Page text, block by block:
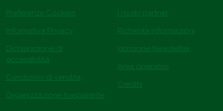
Preferenze Cookies
Informativa Privacy
Dichiarazione di
accessibilità
Condizioni di vendita
Organizzazione trasparente
I nostri partner
Richiesta informazioni
Iscrizione Newsletter
Area operatori
Credits